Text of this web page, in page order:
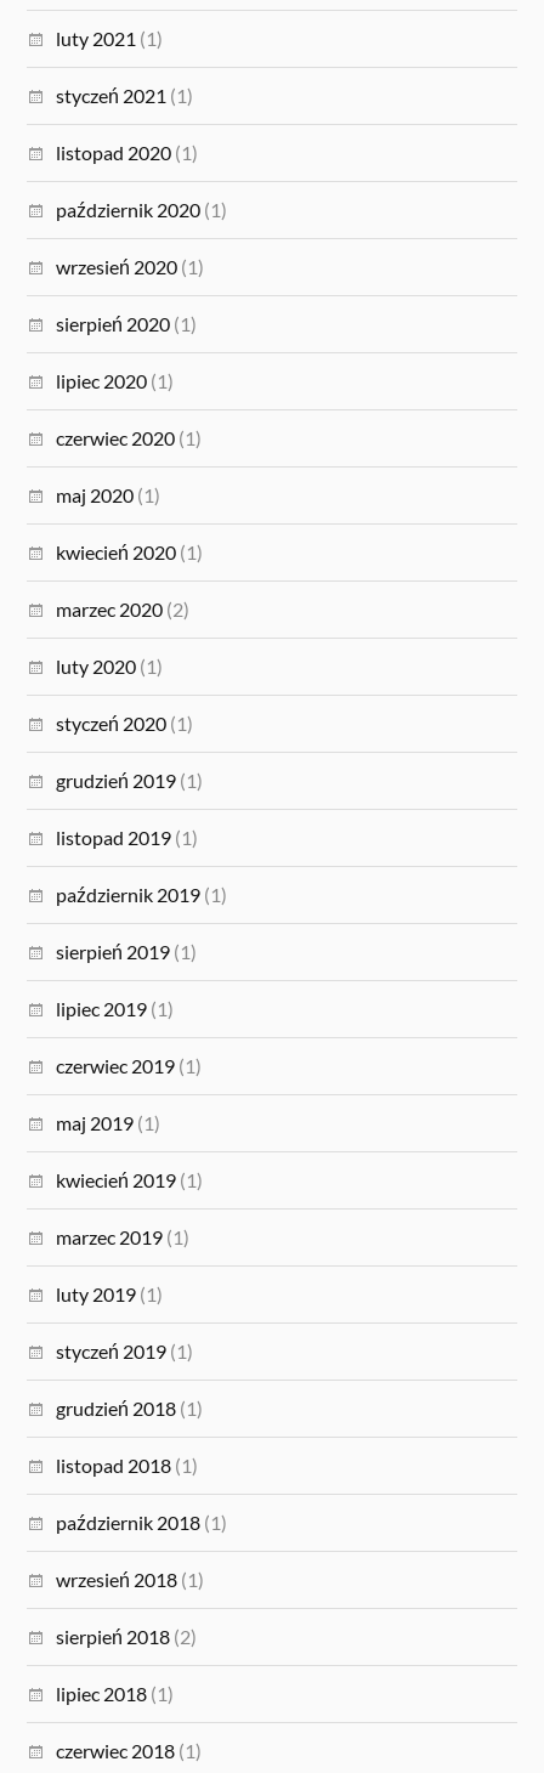
luty 2021 (1)
styczeń 2021 (1)
listopad 2020 (1)
październik 2020 (1)
wrzesień 2020 (1)
sierpień 2020 (1)
lipiec 2020 (1)
czerwiec 2020 (1)
maj 2020 (1)
kwiecień 2020 (1)
marzec 2020 (2)
luty 2020 (1)
styczeń 2020 (1)
grudzień 2019 (1)
listopad 2019 (1)
październik 2019 (1)
sierpień 2019 (1)
lipiec 2019 (1)
czerwiec 2019 (1)
maj 2019 (1)
kwiecień 2019 (1)
marzec 2019 (1)
luty 2019 (1)
styczeń 2019 (1)
grudzień 2018 (1)
listopad 2018 (1)
październik 2018 (1)
wrzesień 2018 (1)
sierpień 2018 (2)
lipiec 2018 (1)
czerwiec 2018 (1)